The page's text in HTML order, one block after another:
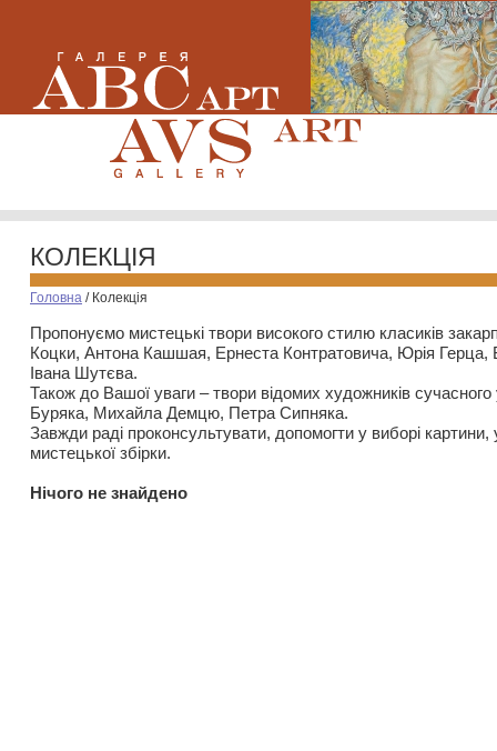
КОЛЕКЦІЯ
Головна / Колекція
Пропонуємо мистецькі твори високого стилю класиків
Коцки, Антона Кашшая, Ернеста Контратовича, Юрія
Івана Шутєва.
Також до Вашої уваги – твори відомих художників
Буряка, Михайла Демцю, Петра Сипняка.
Завжди раді проконсультувати, допомогти у виборі картини,
мистецької збірки.
Нiчого не знайдено